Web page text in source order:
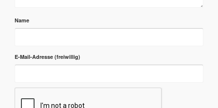
Name
E-Mail-Adresse